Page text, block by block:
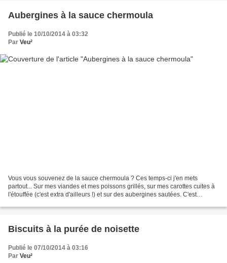
Aubergines à la sauce chermoula
Publié le 10/10/2014 à 03:32
Par Veu²
Vous vous souvenez de la sauce chermoula ? Ces temps-ci j'en mets
partout... Sur mes viandes et mes poissons grillés, sur mes carottes cuites à
l'étouffée (c'est extra d'ailleurs !) et sur des aubergines sautées. C'est
Biscuits à la purée de noisette
Publié le 07/10/2014 à 03:16
Par Veu²